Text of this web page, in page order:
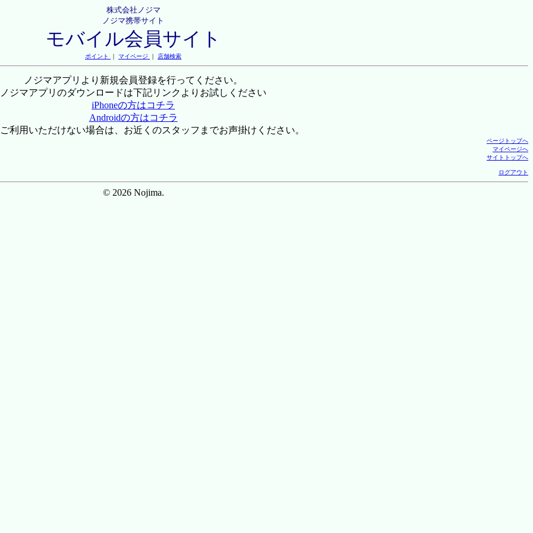
株式会社ノジマ
ノジマ携帯サイト
モバイル会員サイト
ポイント ｜ マイページ ｜ 店舗検索
ノジマアプリより新規会員登録を行ってください。
ノジマアプリのダウンロードは下記リンクよりお試しください
iPhoneの方はコチラ
Androidの方はコチラ
利用いただけない場合は、お近くのスタッフまでお声掛けください。
ページトップへ
マイページへ
サイトトップへ
ログアウト
© 2026 Nojima.